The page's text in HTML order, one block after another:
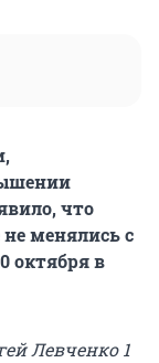
что
менялись с
октября в
Левченко 1